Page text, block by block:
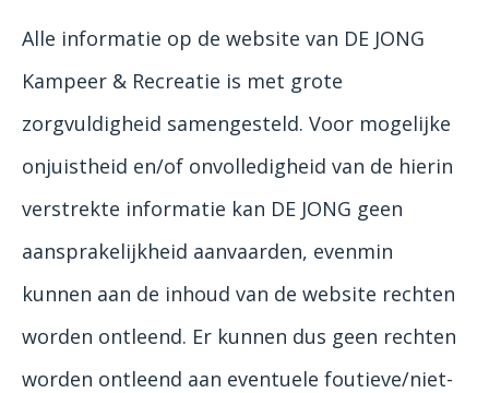
Alle informatie op de website van DE JONG
Kampeer & Recreatie is met grote
zorgvuldigheid samengesteld. Voor mogelijke
onjuistheid en/of onvolledigheid van de hierin
verstrekte informatie kan DE JONG geen
aansprakelijkheid aanvaarden, evenmin
kunnen aan de inhoud van de website rechten
worden ontleend. Er kunnen dus geen rechten
worden ontleend aan eventuele foutieve/niet-